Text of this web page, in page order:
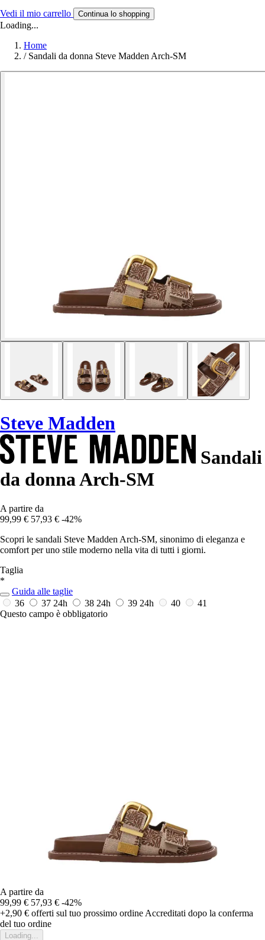
Vedi il mio carrello Continua lo shopping
Loading...
Home
/ Sandali da donna Steve Madden Arch-SM
Steve Madden
Sandali
da donna Arch-SM
A partire da
99,99 € 57,93 € -42%
Scopri le sandali Steve Madden Arch-SM, sinonimo di eleganza e
comfort per uno stile moderno nella vita di tutti i giorni.
Taglia
*
Guida alle taglie
36
37 24h 38 24h 39 24h 40
41
Questo campo è obbligatorio
A partire da
99,99 € 57,93 € -42%
+2,90 € offerti sul tuo prossimo ordine Accreditati dopo la conferma
del tuo ordine
Loading...